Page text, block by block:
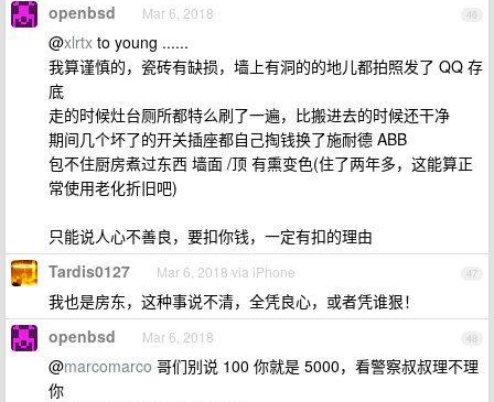
46
openbsd Mar 6, 2018
@xlrtx to young ......
我算谨慎的，瓷砖有缺损，墙上有洞的的地儿都拍照发了 QQ 存
底
走的时候灶台厕所都特么刷了一遍，比搬进去的时候还干净
期间几个坏了的开关插座都自己掏钱换了施耐德 ABB
包不住厨房煮过东西 墙面 /顶 有熏变色(住了两年多，这能算正
常使用老化折旧吧)
只能说人心不善良，要扣你钱，一定有扣的理由
47
Tardis0127 Mar 6, 2018 via iPhone
我也是房东，这种事说不清，全凭良心，或者凭谁狠！
48
openbsd Mar 6, 2018
@marcomarco 哥们别说 100 你就是 5000，看警察叔叔理不理
你